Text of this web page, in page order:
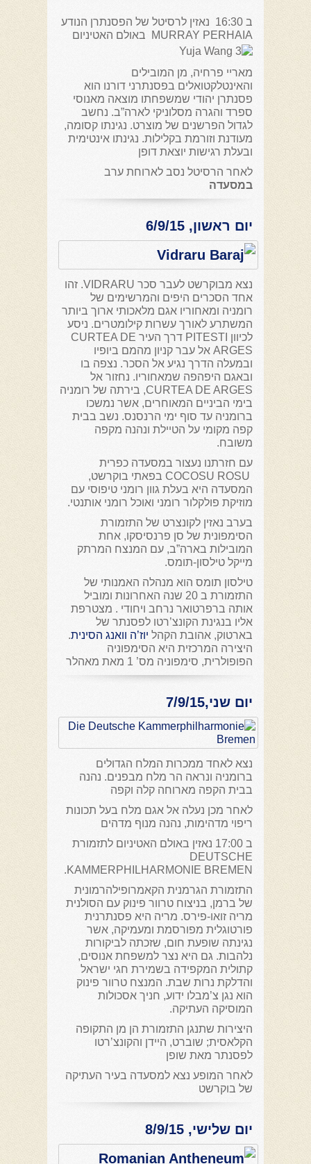
ב 16:30 נאזין לרסיטל של הפסנתרן הנודע
MURRAY PERHAIA באולם האטיניום
מאריי פרחיה, מן המובילים
והאינטלקטואלים בפסנתרני דורנו הוא
פסנתרן יהודי שמשפחתו מוצאה מאנוסי
ספרד והגרה מסלוניקי לארה”ב. נחשב
לגדול הפרשנים של מוצרט. נגינתו קסומה,
מעודנת וזורמת בקלילות. נגינתו אינטימית
ובעלת רגישות יוצאת דופן
לאחר הרסיטל נסב לארוחת ערב
במסעדה
יום ראשון, 6/9/15
נצא מבוקרשט לעבר סכר VIDRARU. זהו
אחד הסכרים היפים והמרשימים של
רומניה ומאחוריו אגם מלאכותי ארוך ביותר
המשתרע לאורך עשרות קילומטרים. ניסע
לכיוון PITESTI דרך העיר CURTEA DE
ARGES אל עבר קניון מהמם ביופיו
ובמעלה הדרך נגיע אל הסכר. נצפה בו
ובאגם היפהפה שמאחוריו. נחזור אל
CURTEA DE ARGES, בירתה של רומניה
בימי הביניים המאוחרים, אשר נמשכו
ברומניה עד סוף ימי הרנסנס. נשב בבית
קפה מקומי על הטיילת ונהנה מקפה
משובח.
עם חזרתנו נעצור במסעדה כפרית
COCOSU ROSU בפאתי בוקרשט,
המסעדה היא בעלת גוון רומני טיפוסי עם
מוזיקת פולקלור רומני ואוכל רומני אותנטי.
בערב נאזין לקונצרט של התזמורת
הסימפונית של סן פרנסיסקו, אחת
המובילות בארה”ב, עם המנצח המרתק
מייקל טילסון-תומס.
טילסון תומס הוא מנהלה האמנותי של
התזמורת ב 20 שנה האחרונות ומוביל
אותה ברפרטואר נרחב ויחודי . מצטרפת
אליו בנגינת הקונצ’רטו לפסנתר של
בארטוק, אהובת הקהל יוז’ה וואנג הסינית.
היצירה המרכזית היא הסימפוניה
הפופולרית, סימפוניה מס’ 1 מאת מאהלר
יום שני,7/9/15
נצא לאחד ממכרות המלח הגדולים
ברומניה ונראה הר מלח מבפנים. נהנה
בבית הקפה מארוחה קלה וקפה
לאחר מכן נעלה אל אגם מלח בעל תכונות
ריפוי מדהימות, נהנה מנוף מדהים
ב 17:00 נאזין באולם האטיניום לתזמורת
DEUTSCHE
KAMMERPHILHARMONIE BREMEN.
התזמורת הגרמנית הקאמרופילהרמונית
של ברמן, בניצוח טרוור פינוק עם הסולנית
מריה זואו-פירס. מריה היא פסנתרנית
פורטוגלית מפורסמת ומעמיקה, אשר
נגינתה שופעת חום, שזכתה לביקורות
נלהבות. גם היא נצר למשפחת אנוסים,
קתולית המקפידה בשמירת חגי ישראל
והדלקת נרות שבת. המנצח טרוור פינוק
הוא נגן צ’מבלו ידוע, חניך אסכולות
המוסיקה העתיקה.
היצירות שתנגן התזמורת הן מן התקופה
הקלאסית; שוברט, היידן והקונצ’רטו
לפסנתר מאת שופן
לאחר המופע נצא למסעדה בעיר העתיקה
של בוקרשט
יום שלישי, 8/9/15